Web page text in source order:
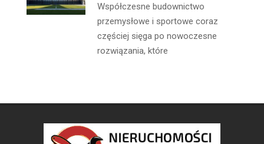
Współczesne budownictwo
przemysłowe i sportowe coraz
częściej sięga po nowoczesne
rozwiązania, które